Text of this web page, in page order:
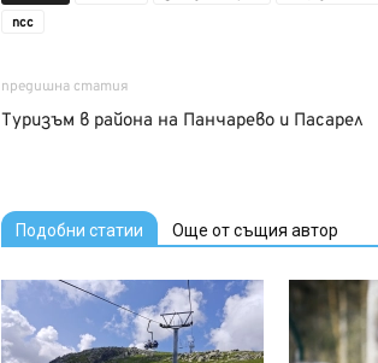
псс
предишна статия
Туризъм в района на Панчарево и Пасарел
Подобни статии Още от същия автор